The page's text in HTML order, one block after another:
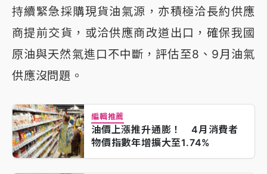
持續緊急採購現貨油氣源，亦積極洽長約供應
商提前交貨，或洽供應商改道出口，確保我國
原油與天然氣進口不中斷，評估至8、9月油氣
供應沒問題。
編輯推薦
油價上漲推升通膨！ 4月消費者
物價指數年增擴大至1.74%